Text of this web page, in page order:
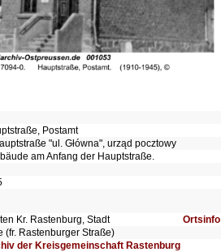
Postamt
"ul. Główna", urząd pocztowy
am Anfang der Hauptstraße.
Kr. Rastenburg, Stadt
Ortsinfo
(fr. Rastenburger Straße)
der Kreisgemeinschaft Rastenburg